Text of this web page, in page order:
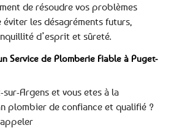
de résoudre vos problèmes
éviter les désagréments futurs,
d’esprit et sûreté.
Service de Plomberie Fiable à Puget-
Argens et vous etes à la
plombier de confiance et qualifié ?
appeler